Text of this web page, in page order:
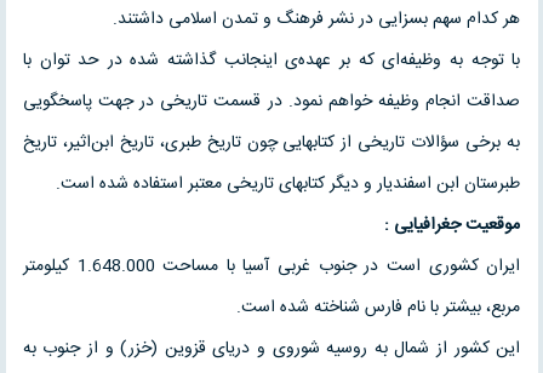
هر کدام سهم بسزایی در نشر فرهنگ و تمدن اسلامی داشتند.
با توجه به وظیفه‌ای که بر عهده‌ی اینجانب گذاشته شده در حد توان با
صداقت انجام وظیفه خواهم نمود. در قسمت تاریخی در جهت پاسخگویی
به برخی سؤالات تاریخی از کتابهایی چون تاریخ طبری، تاریخ ابن‌اثیر، تاریخ
طبرستان ابن اسفندیار و دیگر کتابهای تاریخی معتبر استفاده شده است.
موقعیت جغرافیایی :
ایران کشوری است در جنوب غربی آسیا با مساحت 1.648.000 کیلومتر
مربع، بیشتر با نام فارس شناخته شده است.
این کشور از شمال به روسیه شوروی و دریای قزوین (خزر) و از جنوب به